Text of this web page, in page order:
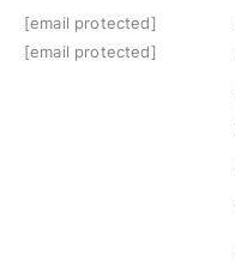
[email protected]
[email protected]